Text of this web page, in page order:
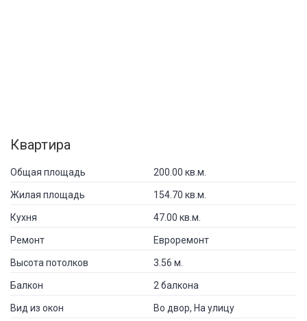
Квартира
Общая площадь 200.00 кв.м.
Жилая площадь 154.70 кв.м.
Кухня 47.00 кв.м.
Ремонт Евроремонт
Высота потолков 3.56 м.
Балкон 2 балкона
Вид из окон Во двор, На улицу